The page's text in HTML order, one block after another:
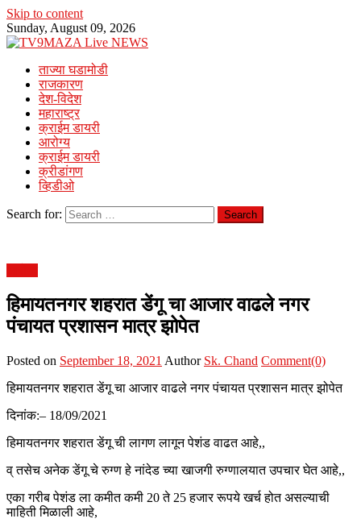
Skip to content
Sunday, August 09, 2026
ताज्या घडामोडी
राजकारण
देश-विदेश
महाराष्ट्र
क्राईम डायरी
आरोग्य
क्राईम डायरी
क्रीडांगण
व्हिडीओ
Search for:
हिमायतनगर शहरात डेंगू चा आजार वाढले नगर
पंचायत प्रशासन मात्र झोपेत
Posted on September 18, 2021 Author Sk. Chand Comment(0)
हिमायतनगर शहरात डेंगू चा आजार वाढले नगर पंचायत प्रशासन मात्र झोपेत
दिनांक:– 18/09/2021
हिमायतनगर शहरात डेंगू ची लागण लागून पेशंड वाढत आहे,,
व् तसेच अनेक डेंगू चे रुग्ण हे नांदेड च्या खाजगी रुग्णालयात उपचार घेत आहे,,
एका गरीब पेशंड ला कमीत कमी 20 ते 25 हजार रूपये खर्च होत असल्याची
माहिती मिळाली आहे,